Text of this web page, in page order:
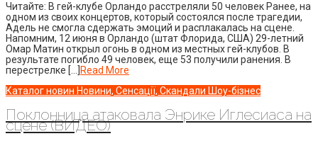
Читайте: В гей-клубе Орландо расстреляли 50 человек Ранее, на
одном из своих концертов, который состоялся после трагедии,
Адель не смогла сдержать эмоций и расплакалась на сцене.
Напомним, 12 июня в Орландо (штат Флорида, США) 29-летний
Омар Матин открыл огонь в одном из местных гей-клубов. В
результате погибло 49 человек, еще 53 получили ранения. В
перестрелке […] Read More
Каталог новин Новини, Сенсації, Скандали Шоу-бізнес
Поклонница атаковала Энрике Иглесиаса на
сцене (ВИДЕО)